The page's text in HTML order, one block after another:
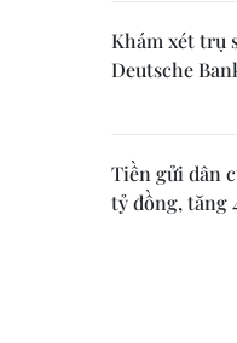
Khám xét trụ
Deutsche
Tiền gửi dân
tỷ đồng, tăng